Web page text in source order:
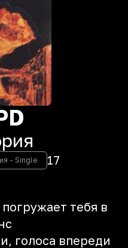
- Single 17
тебя в
голоса впереди